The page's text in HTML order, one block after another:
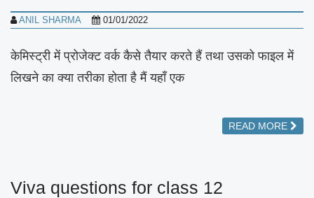
ANIL SHARMA 01/01/2022
केमिस्ट्री में प्रोजेक्ट वर्क कैसे तैयार करते हैं तथा उसको फाइल में
लिखने का क्या तरीका होता है मैं यहाँ एक
READ MORE
Viva questions for class 12